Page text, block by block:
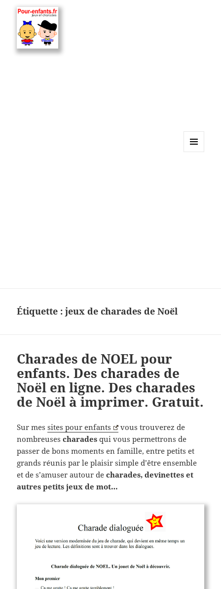
devinettes, pour enfants.
Étiquette :jeux de charades de Noël
Charades de NOEL pour
enfants. Des charades de
Noël en ligne. Des charades
de Noël à imprimer. Gratuit.
Sur messites pour enfants
vous trouverez de
nombreusescharades qui vous permettrons de
passer de bons moments en famille, entre petits et
grands réunis par le plaisir simple d’être ensemble
et de s’amuser autour decharades, devinettes et
autres petits jeux de mot…